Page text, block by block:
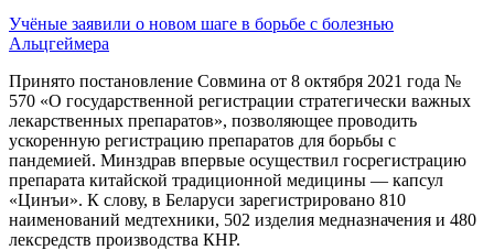
Учёные заявили о новом шаге в борьбе с болезнью
Альцгеймера
Принято постановление Совмина от 8 октября 2021 года №
570 «О государственной регистрации стратегически важных
лекарственных препаратов», позволяющее проводить
ускоренную регистрацию препаратов для борьбы с
пандемией. Минздрав впервые осуществил госрегистрацию
препарата китайской традиционной медицины — капсул
«Цинъи». К слову, в Беларуси зарегистрировано 810
наименований медтехники, 502 изделия медназначения и 480
лексредств производства КНР.